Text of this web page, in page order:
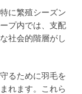
に繁殖シーズン
プ内では、支配
社会的階層がし
るために羽毛を
れます。これら